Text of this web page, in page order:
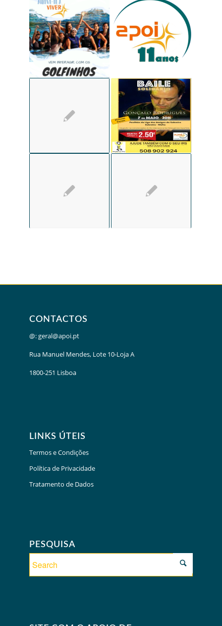
CONTACTOS
@:geral@apoi.pt
Rua Manuel Mendes, Lote 10-Loja A
1800-251 Lisboa
LINKS ÚTEIS
Termos e Condições
Política de Privacidade
Tratamento de Dados
PESQUISA